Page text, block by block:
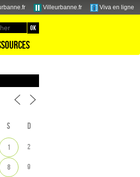
Villeurbanne.fr Viva en ligne
S D
1 2
8 9